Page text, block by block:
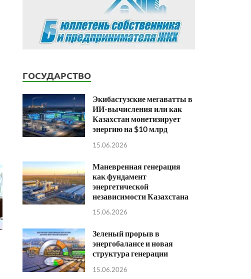
ГОСУДАРСТВО
Экибастузские мегаватты в
ИИ-вычисления или как
Казахстан монетизирует
энергию на $10 млрд
15.06.2026
Маневренная генерация
как фундамент
энергетической
независимости Казахстана
15.06.2026
Зеленый прорыв в
энергобалансе и новая
структура генерации
15.06.2026